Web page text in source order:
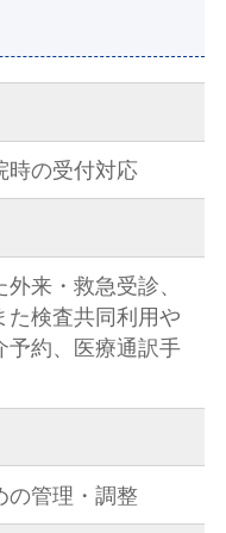
時の受付対応
来・救急受診、
た検査共同利用や
予約、医療通訳手
の管理・調整